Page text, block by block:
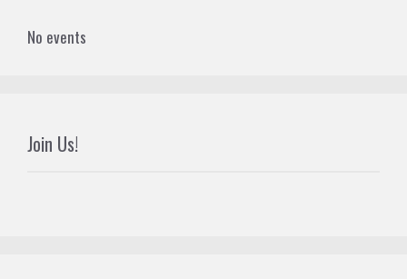
No events
Join Us!